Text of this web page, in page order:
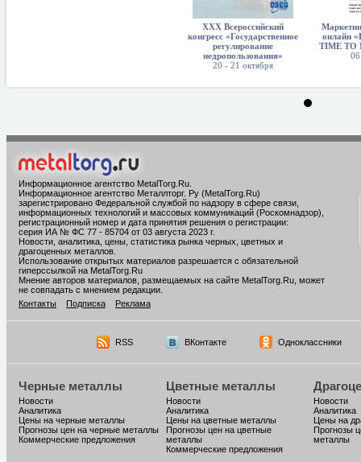
XXX Всероссийский
конгресс «Государственное
регулирование
недропользования»
20 - 21 октября
онлайн
TIME TO
06
Информационное агентство MetalTorg.Ru
Информационное агентство Металлторг. Ру (MetalTorg.Ru)
зарегистрировано Федеральной службой по надзору в сфере связи,
информационных технологий и массовых коммуникаций (Роскомнадзор),
регистрационный номер и дата принятия решения о регистрации:
серия ИА № ФС 77 - 85704 от 03 августа 2023 г.
Новости, аналитика, цены, статистика рынка черных, цветных и
драгоценных металлов.
Использование открытых материалов разрешается с обязательной
гиперссылкой на MetalTorg.Ru
Мнение авторов материалов, размещаемых на сайте MetalTorg.Ru, может
не совпадать с мнением редакции.
Контакты
Подписка Реклама
RSS ВКонтакте Одноклассники
Черные металлы
Новости
Аналитика
Цены на черные металлы
Прогнозы цен на черные металлы
Коммерческие предложения
Цветные металлы
Новости
Аналитика
Цены на цветные металлы
Прогнозы цен на цветные
металлы
Коммерческие предложения
Новости
Аналитика
Цены на
Прогнозы
металлы